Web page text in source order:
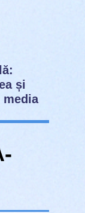
și
media